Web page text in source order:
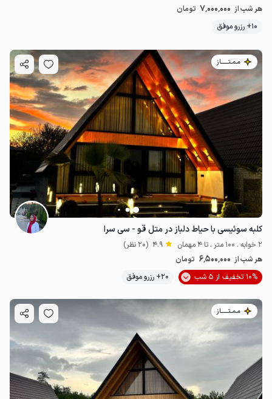
هر شب از 7٬000٬000 تومان
10+ رزرو موفق
مـمـتــــــاز
کلبه سوئیسی با حیاط دلباز در متل قو - سی سرا
2 خوابه . 100 متر . تا 4 مهمان 4.9 (20 نظر)
هر شب از 6٬500٬000 تومان
10% تخفیف از 5 شب
20+ رزرو موفق
مـمـتــــــاز